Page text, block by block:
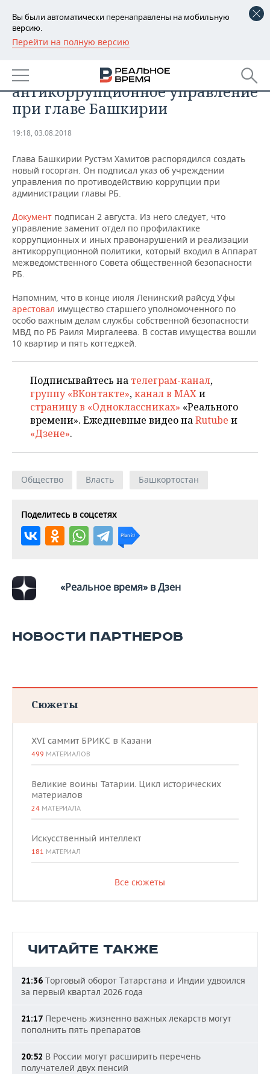
Вы были автоматически перенаправлены на мобильную
версию.
Перейти на полную версию
РЕГИОНЫ
БАШКОРТОСТАН
ТАТАРСТАН
НОВОСТИ
АНАЛИТИКА
ДЕКЛАРАЦИИ О ДОХОДАХ
КОРОЛИ ГОСЗАКАЗА ПФО
КОМУ ПРИНАДЛЕЖАТ
ТОРГОВЫЕ ЦЕНТРЫ
ТАТАРСТАНА
НОВОСТИ ЭКОНОМИКИ
ФИНАНСЫ
БЮДЖЕТ
ИНВЕСТИЦИИ
ПРОМЫШЛЕННОСТЬ
НОВОСТИ
ПРОМЫШЛЕННОСТИ
АГРОПРОМ
МАШИНОСТРОЕНИЕ
НЕФТЕХИМИЯ
НЕФТЬ
ОПК
НЕДВИЖИМОСТЬ
НОВОСТИ АВТО
БИЗНЕС
НОВОСТИ БИЗНЕСА
РОЗНИЧНАЯ ТОРГОВЛЯ
ТРАНСПОРТ
УСЛУГИ
ТЕХНОЛОГИИ
НОВОСТИ ТЕХНОЛОГИЙ
IT
МЕДИА
ТЕЛЕКОММУНИКАЦИИ
МЕРОПРИЯТИЯ
НОВОСТИ МЕРОПРИЯТИЙ
ВЫЕЗДНАЯ РЕДАКЦИЯ
БИЗНЕС-БРАНЧИ
ONLINE-КОНФЕРЕНЦИИ
ОТКРЫТАЯ ЛЕКЦИЯ
СПОРТ
НОВОСТИ СПОРТА
ФУТБОЛ
ХОККЕЙ
БАСКЕТБОЛ
КИБЕРСПОРТ
ФИГУРНОЕ КАТАНИЕ
ВОДНЫЕ ВИДЫ СПОРТА
ОБЩЕСТВО
НОВОСТИ ОБЩЕСТВА
ВЛАСТЬ
ИНФРАСТРУКТУРА
КУЛЬТУРА
МЕДИЦИНА
ОБРАЗОВАНИЕ
ФОТОГАЛЕРЕЯ
СЮЖЕТЫ
СПРАВОЧНИК
СПИСОК КОМПАНИЙ
Хамитов распорядился создать
антикоррупционное управление
при главе Башкирии
19:18, 03.08.2018
Глава Башкирии Рустэм Хамитов распорядился создать
новый госорган. Он подписал указ об учреждении
управления по противодействию коррупции при
администрации главы РБ.
Документ подписан 2 августа. Из него следует, что
управление заменит отдел по профилактике
коррупционных и иных правонарушений и реализации
антикоррупционной политики, который входил в Аппарат
межведомственного Совета общественной безопасности
РБ.
Напомним, что в конце июля Ленинский райсуд Уфы
арестовал имущество старшего уполномоченного по
особо важным делам службы собственной безопасности
МВД по РБ Раиля Миргалеева. В состав имущества вошли
10 квартир и пять коттеджей.
Подписывайтесь на телеграм-канал,
группу «ВКонтакте»,канал в MAXи
страницу в «Одноклассниках» «Реального
времени». Ежедневные видео наRutube и
«Дзене».
Общество Власть Башкортостан
Поделитесь в соцсетях
«Реальное время» в Дзен
НОВОСТИ ПАРТНЕРОВ
Сюжеты
XVI саммит БРИКС в Казани
499 МАТЕРИАЛОВ
Великие воины Татарии. Цикл исторических
материалов
24 МАТЕРИАЛА
Искусственный интеллект
181 МАТЕРИАЛ
Все сюжеты
ЧИТАЙТЕ ТАКЖЕ
21:36 Торговый оборот Татарстана и Индии удвоился
за первый квартал 2026 года
21:17 Перечень жизненно важных лекарств могут
пополнить пять препаратов
20:52 В России могут расширить перечень
получателей двух пенсий